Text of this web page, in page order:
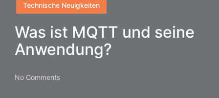
Technische Neuigkeiten
Was ist MQTT und seine
Anwendung?
No Comments